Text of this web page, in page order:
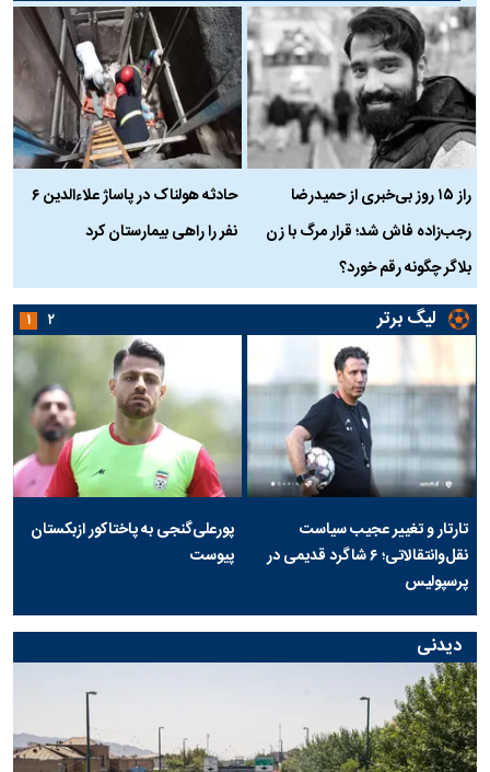
راز ۱۵ روز بی‌خبری از حمیدرضا
رجب‌زاده فاش شد؛ قرار مرگ با زن
بلاگر چگونه رقم خورد؟
حادثه هولناک در پاساژ علاءالدین ۶
نفر را راهی بیمارستان کرد
لیگ برتر
تارتار و تغییر عجیب سیاست
نقل‌وانتقالاتی؛ ۶ شاگرد قدیمی در
پرسپولیس
پورعلی‌گنجی به پاختاکور ازبکستان
پیوست
۱ ۲
دیدنی